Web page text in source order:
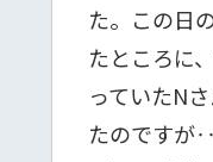
た。この日
たところに
っていたN
たのですが